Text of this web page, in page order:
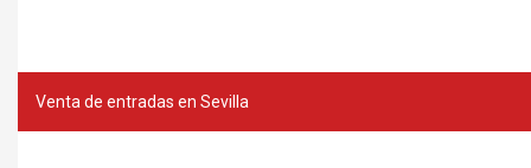
Venta de entradas en Sevilla